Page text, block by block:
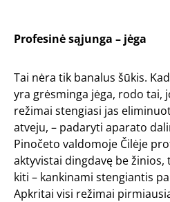
Profesinė sąjunga – jėga
Tai nėra tik banalus šūkis.
yra grėsminga jėga, rodo tai,
režimai stengiasi jas
atveju, – padaryti aparato
Pinočeto valdomoje Čilėje
aktyvistai dingdavę be
kiti – kankinami stengiantis
Apkritai visi režimai